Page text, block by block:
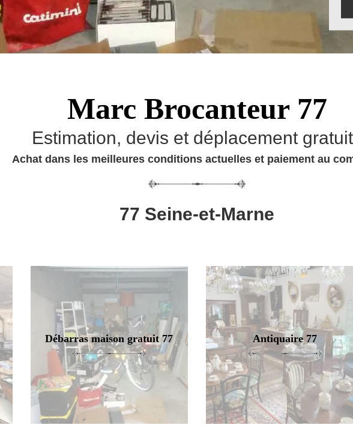
Marc Brocanteur 77
Estimation, devis et déplacement
Achat dans les meilleures conditions actuelles et paiement au
77 Seine-et-Marne
Débarras maison gratuit 77 Antiquaire 77